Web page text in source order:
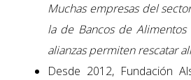
Muchas empresas del
la de Bancos de
alianzas permiten rescatar
Desde 2012, Fundación